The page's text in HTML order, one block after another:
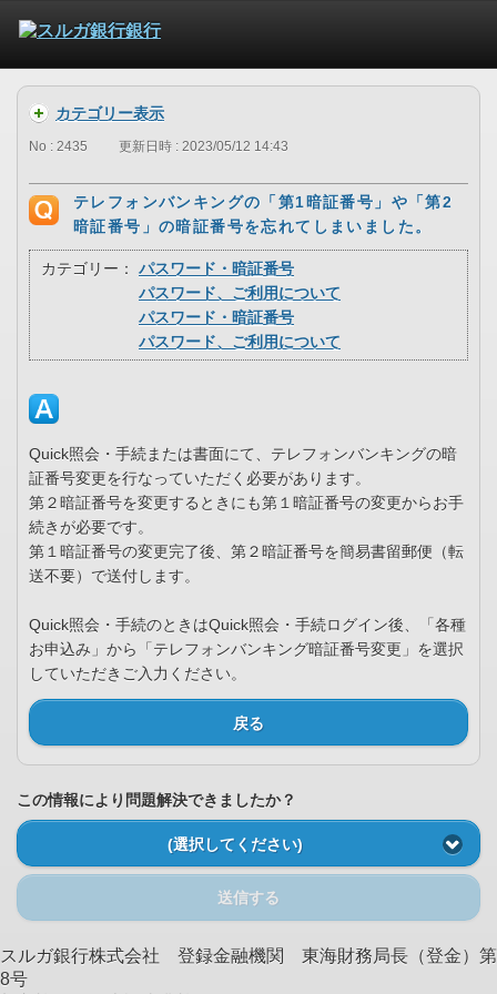
カテゴリー表示
No : 2435 更新日時 : 2023/05/12 14:43
テレフォンバンキングの「第1暗証番号」や「第2
暗証番号」の暗証番号を忘れてしまいました。
カテゴリー：
パスワード・暗証番号
パスワード、ご利用について
パスワード・暗証番号
パスワード、ご利用について
Quick照会・手続または書面にて、テレフォンバンキングの暗
証番号変更を行なっていただく必要があります。
第２暗証番号を変更するときにも第１暗証番号の変更からお手
続きが必要です。
第１暗証番号の変更完了後、第２暗証番号を簡易書留郵便（転
送不要）で送付します。
Quick照会・手続のときはQuick照会・手続ログイン後、「各種
お申込み」から「テレフォンバンキング暗証番号変更」を選択
していただきご入力ください。
戻る
この情報により問題解決できましたか？
(選択してください)
送信する
スルガ銀行株式会社 登録金融機関 東海財務局長（登金）第
8号